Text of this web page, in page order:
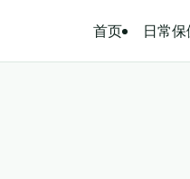
首页 日常保